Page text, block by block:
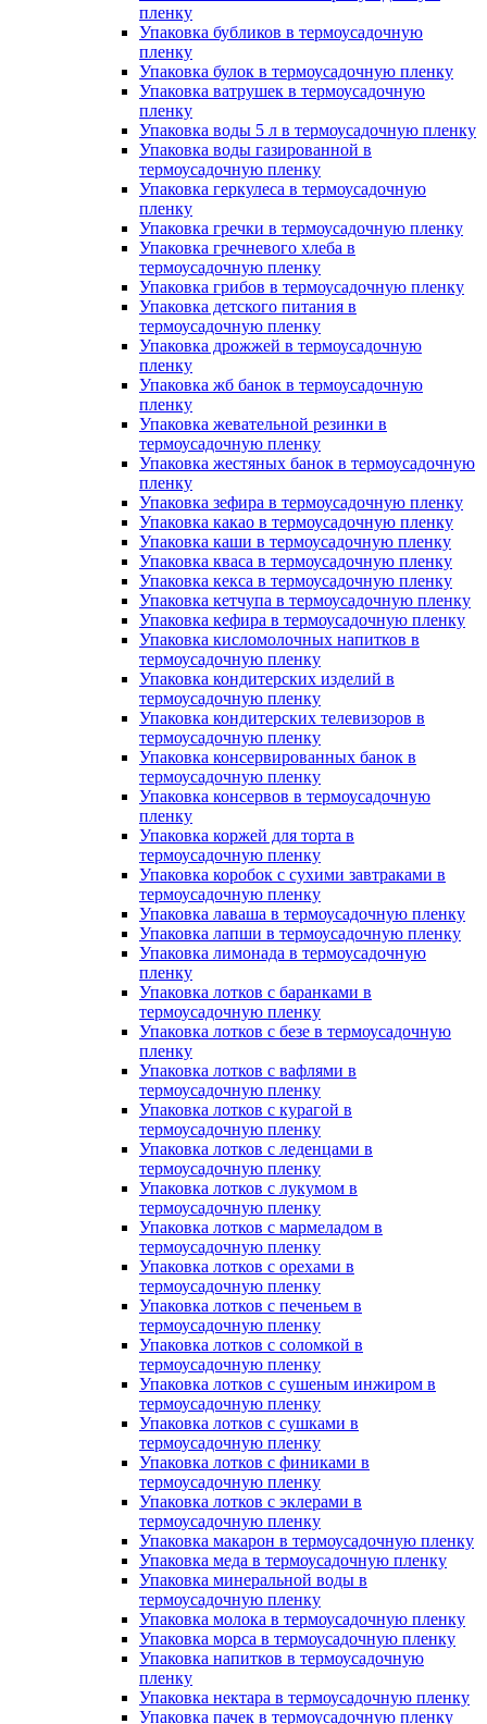
пленку
Упаковка бубликов в термоусадочную
пленку
Упаковка булок в термоусадочную пленку
Упаковка ватрушек в термоусадочную
пленку
Упаковка воды 5 л в термоусадочную пленку
Упаковка воды газированной в
термоусадочную пленку
Упаковка геркулеса в термоусадочную
пленку
Упаковка гречки в термоусадочную пленку
Упаковка гречневого хлеба в
термоусадочную пленку
Упаковка грибов в термоусадочную пленку
Упаковка детского питания в
термоусадочную пленку
Упаковка дрожжей в термоусадочную
пленку
Упаковка жб банок в термоусадочную
пленку
Упаковка жевательной резинки в
термоусадочную пленку
Упаковка жестяных банок в термоусадочную
пленку
Упаковка зефира в термоусадочную пленку
Упаковка какао в термоусадочную пленку
Упаковка каши в термоусадочную пленку
Упаковка кваса в термоусадочную пленку
Упаковка кекса в термоусадочную пленку
Упаковка кетчупа в термоусадочную пленку
Упаковка кефира в термоусадочную пленку
Упаковка кисломолочных напитков в
термоусадочную пленку
Упаковка кондитерских изделий в
термоусадочную пленку
Упаковка кондитерских телевизоров в
термоусадочную пленку
Упаковка консервированных банок в
термоусадочную пленку
Упаковка консервов в термоусадочную
пленку
Упаковка коржей для торта в
термоусадочную пленку
Упаковка коробок с сухими завтраками в
термоусадочную пленку
Упаковка лаваша в термоусадочную пленку
Упаковка лапши в термоусадочную пленку
Упаковка лимонада в термоусадочную
пленку
Упаковка лотков с баранками в
термоусадочную пленку
Упаковка лотков с безе в термоусадочную
пленку
Упаковка лотков с вафлями в
термоусадочную пленку
Упаковка лотков с курагой в
термоусадочную пленку
Упаковка лотков с леденцами в
термоусадочную пленку
Упаковка лотков с лукумом в
термоусадочную пленку
Упаковка лотков с мармеладом в
термоусадочную пленку
Упаковка лотков с орехами в
термоусадочную пленку
Упаковка лотков с печеньем в
термоусадочную пленку
Упаковка лотков с соломкой в
термоусадочную пленку
Упаковка лотков с сушеным инжиром в
термоусадочную пленку
Упаковка лотков с сушками в
термоусадочную пленку
Упаковка лотков с финиками в
термоусадочную пленку
Упаковка лотков с эклерами в
термоусадочную пленку
Упаковка макарон в термоусадочную пленку
Упаковка меда в термоусадочную пленку
Упаковка минеральной воды в
термоусадочную пленку
Упаковка молока в термоусадочную пленку
Упаковка морса в термоусадочную пленку
Упаковка напитков в термоусадочную
пленку
Упаковка нектара в термоусадочную пленку
Упаковка пачек в термоусадочную пленку